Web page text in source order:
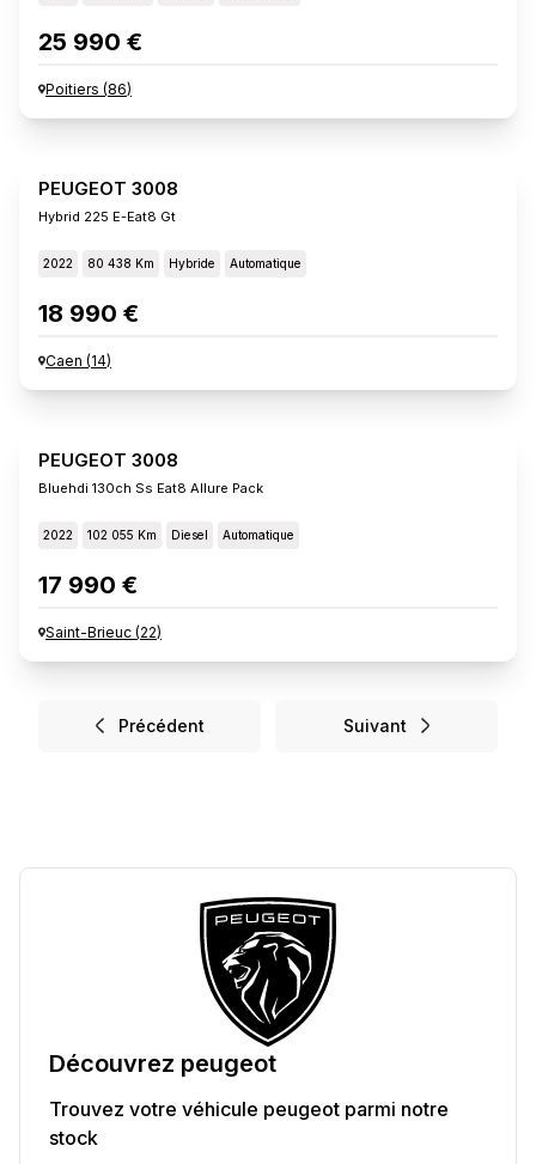
25 990 €
Poitiers (86)
PEUGEOT 3008
Hybrid 225 E-Eat8 Gt
2022 80 438 Km Hybride Automatique
18 990 €
Caen (14)
PEUGEOT 3008
Bluehdi 130ch Ss Eat8 Allure Pack
2022 102 055 Km Diesel Automatique
17 990 €
Saint-Brieuc (22)
Précédent Suivant
Découvrez peugeot
Trouvez votre véhicule peugeot parmi notre
stock